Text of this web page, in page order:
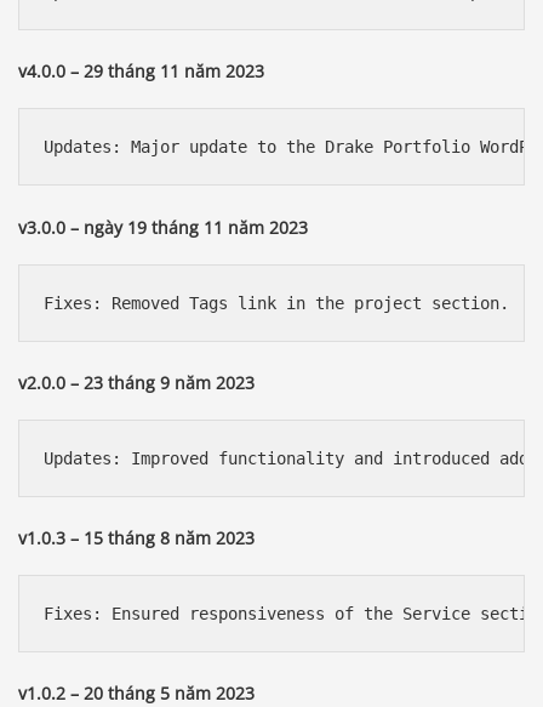
v4.0.0 – 29 tháng 11 năm 2023
v3.0.0 – ngày 19 tháng 11 năm 2023
v2.0.0 – 23 tháng 9 năm 2023
v1.0.3 – 15 tháng 8 năm 2023
v1.0.2 – 20 tháng 5 năm 2023